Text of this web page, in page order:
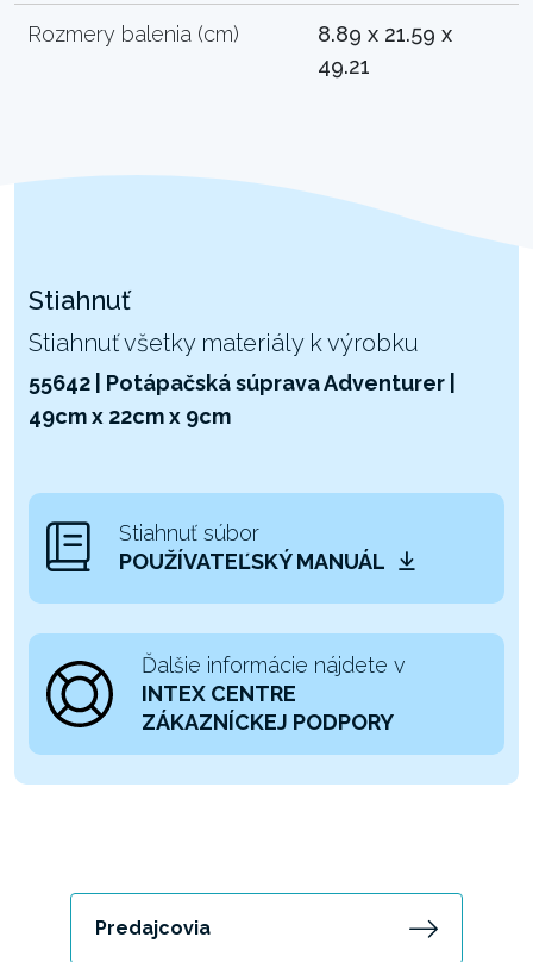
Rozmery balenia (cm)
8.89 x 21.59 x
49.21
Stiahnuť
Stiahnuť všetky materiály k výrobku
55642 | Potápačská súprava Adventurer |
49cm x 22cm x 9cm
Stiahnuť súbor
POUŽÍVATEĽSKÝ MANUÁL
Ďalšie informácie nájdete v
INTEX CENTRE
ZÁKAZNÍCKEJ PODPORY
Predajcovia